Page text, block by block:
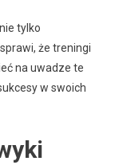
tylko
że treningi
na uwadze te
w swoich